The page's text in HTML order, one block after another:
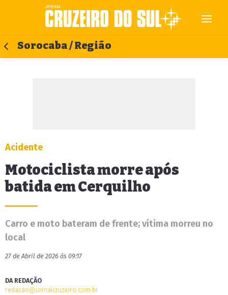
Sorocaba / Região
Acidente
Motociclista morre após
batida em Cerquilho
Carro e moto bateram de frente; vítima morreu no
local
27 de Abril de 2026 às 09:17
DA REDAÇÃO
redacao@jornalcruzeiro.com.br